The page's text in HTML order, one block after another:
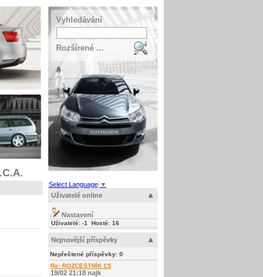
Vyhledávání
Rozšírené ...
Select Language ▼
Uživatelé online
Nastavení
Uživatelé: -1 Hosté: 16
Nejnovější příspěvky
Nepřečtené příspěvky: 0
Re: ROZCESTNÍK C5
19/02 21:18 najk